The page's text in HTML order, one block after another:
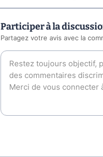
Participer à la
Partagez votre avis avec la